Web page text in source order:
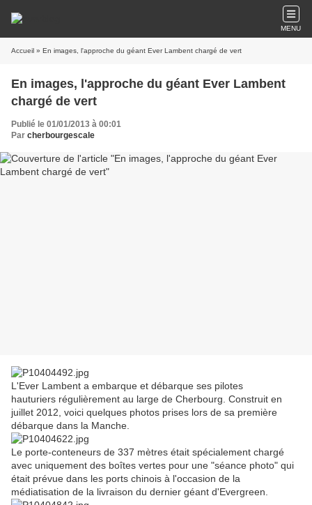
MENU
Accueil » En images, l'approche du géant Ever Lambent chargé de vert
En images, l'approche du géant Ever Lambent
chargé de vert
Publié le 01/01/2013 à 00:01
Par cherbourgescale
L'Ever Lambent a embarque et débarque ses pilotes
hauturiers régulièrement au large de Cherbourg. Construit en
juillet 2012, voici quelques photos prises lors de sa première
débarque dans la Manche.
Le porte-conteneurs de 337 mètres était spécialement chargé
avec uniquement des boîtes vertes pour une "séance photo" qui
était prévue dans les ports chinois à l'occasion de la
médiatisation de la livraison du dernier géant d'Evergreen.